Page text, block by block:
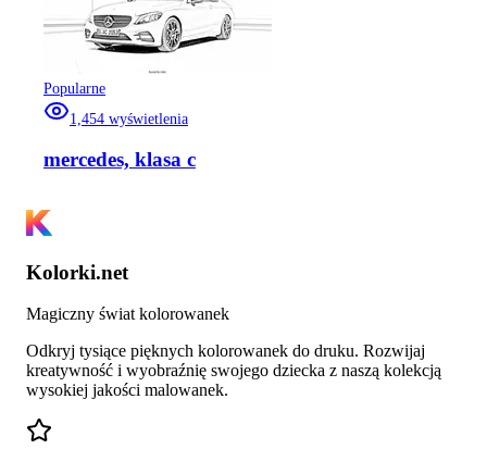
Popularne
1,454 wyświetlenia
mercedes, klasa c
Kolorki.net
Magiczny świat kolorowanek
Odkryj tysiące pięknych kolorowanek do druku. Rozwijaj
kreatywność i wyobraźnię swojego dziecka z naszą kolekcją
wysokiej jakości malowanek.